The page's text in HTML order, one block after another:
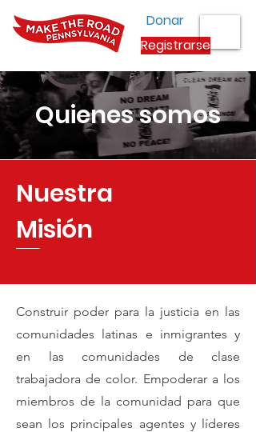
Donar
Registrarse
Quienes somos
Nuestra
Misión
Construir poder para la justicia en las
comunidades latinas e inmigrantes y
en las comunidades de clase
trabajadora de color. Empoderar a los
miembros de la comunidad para que
sean los principales agentes y líderes